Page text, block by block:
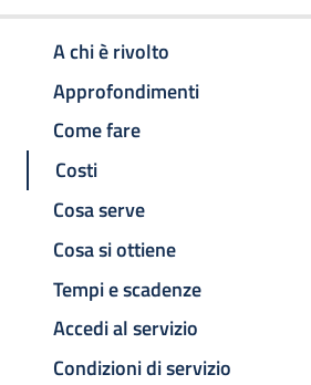
A chi è rivolto
Approfondimenti
Come fare
Costi
Cosa serve
Cosa si ottiene
Tempi e scadenze
Accedi al servizio
Condizioni di servizio